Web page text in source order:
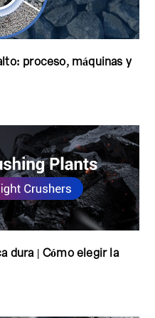
proceso, máquinas y
dura | Cómo elegir la